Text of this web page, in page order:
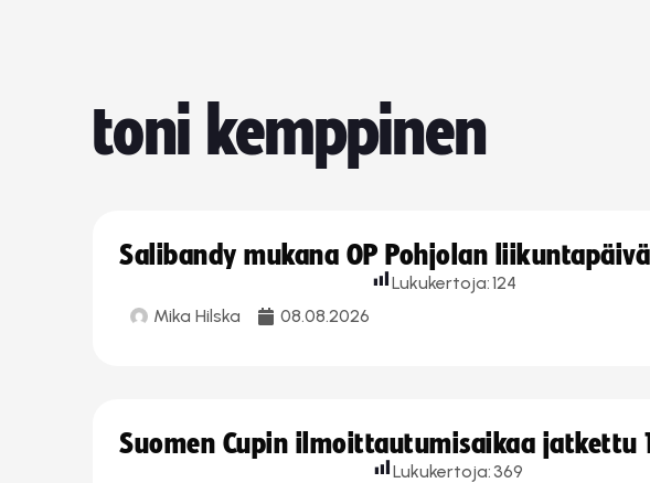
toni kemppinen
Salibandy mukana OP Pohjolan
Mika Hilska 08.08.2026
Lukukertoja:124
Suomen Cupin ilmoittautumisaikaa jatkettu
Lukukertoja: 369